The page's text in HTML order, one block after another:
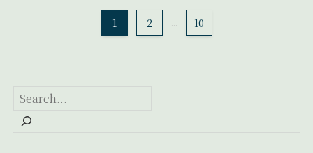
1 2 ... 10